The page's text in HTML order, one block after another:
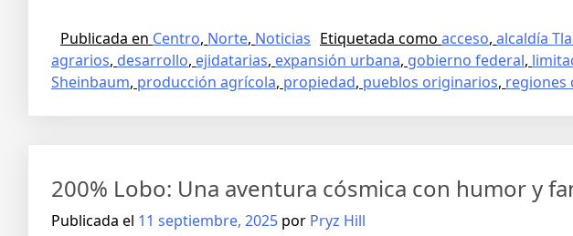
Publicada en Centro, Norte, Noticias Etiquetada como acceso, alcaldía
agrarios, desarrollo, ejidatarias, expansión urbana, gobierno federal,
Sheinbaum, producción agrícola, propiedad, pueblos originarios, regiones
200% Lobo: Una aventura cósmica con humor y
Publicada el 11 septiembre, 2025 por Pryz Hill